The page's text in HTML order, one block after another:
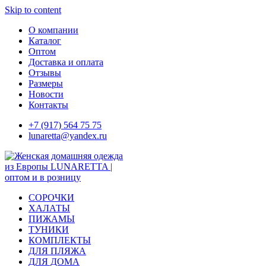
Skip to content
О компании
Каталог
Оптом
Доставка и оплата
Отзывы
Размеры
Новости
Контакты
+7 (917) 564 75 75
lunaretta@yandex.ru
СОРОЧКИ
ХАЛАТЫ
ПИЖАМЫ
ТУНИКИ
КОМПЛЕКТЫ
ДЛЯ ПЛЯЖА
ДЛЯ ДОМА